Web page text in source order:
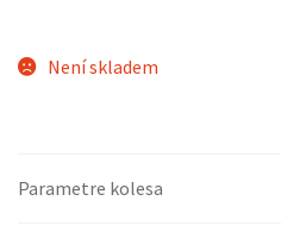
Není skladem
Parametre kolesa